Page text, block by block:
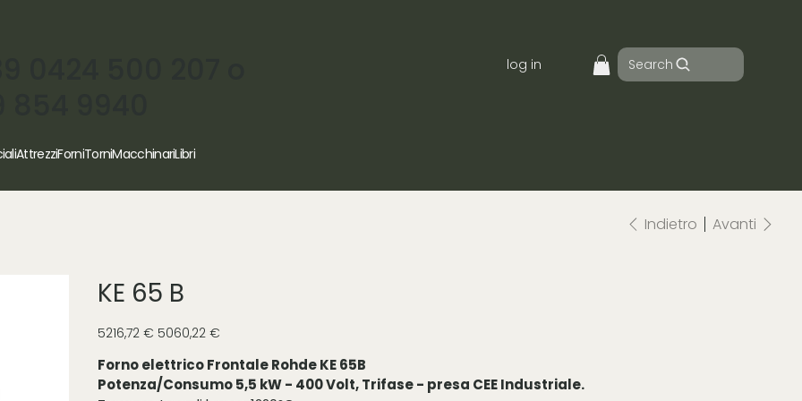
9940
log in Search
AttrezziForniTorniMacchinariLibri
Indietro Avanti
KE 65 B
Prezzo
originale
5216,72 € Prezzo
scontato
5060,22 €
Forno elettrico Frontale Rohde KE 65B
Potenza/Consumo 5,5 kW - 400 Volt, Trifase - presa CEE Industriale.